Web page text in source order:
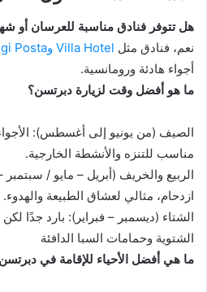
هل تتوفر فنادق مناسبة للعرسان أو
نعم، فنادق مثل Villa Hotel وBoutique Hotel Régi Posta
أجواء هادئة ورومانسية.
ما هو أفضل وقت لزيارة دبرتسن؟
الصيف (من يونيو إلى أغسطس): الأجواء
مناسب للتنزه والأنشطة الخارجية.
الربيع والخريف (أبريل – مايو /
ازدحام، مثالي لعشاق الطبيعة والهدوء.
الشتاء (ديسمبر – فبراير): بارد جدًا
الشتوية وحمامات السبا الدافئة
ما هي أفضل الأحياء للإقامة في